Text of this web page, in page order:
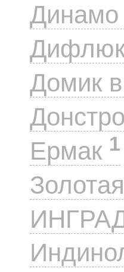
Динамо
Домик
Ермак 1